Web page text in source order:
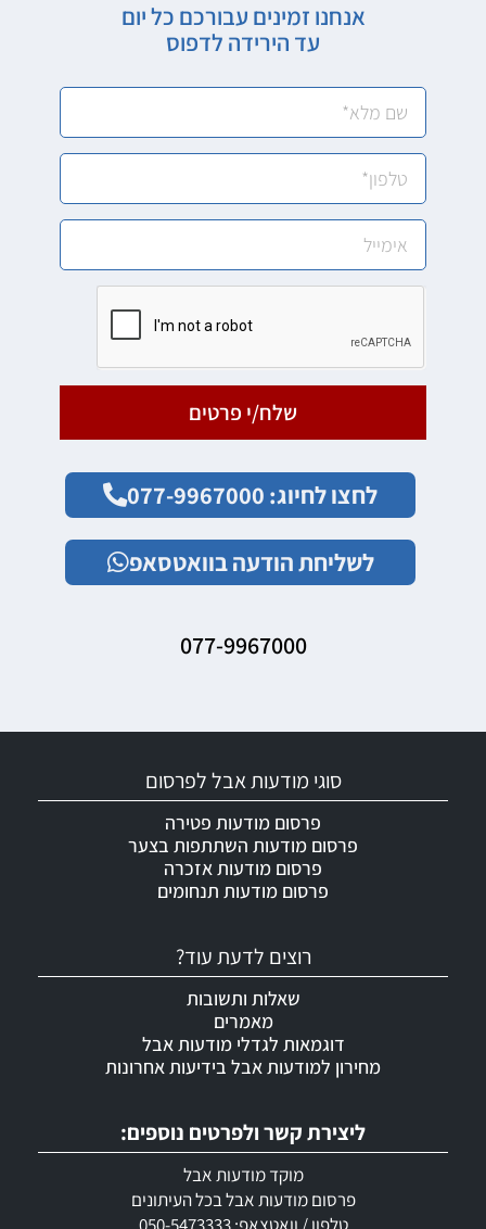
אנחנו זמינים עבורכם כל יום
עד הירידה לדפוס
שלח/י פרטים
לחצו לחיוג: 077-9967000
לשליחת הודעה בוואטסאפ
077-9967000
ליצירת קשר ולפרטים נוספים:
מוקד מודעות אבל
פרסום מודעות אבל בכל העיתונים
רוצים לדעת עוד?
שאלות ותשובות
מאמרים
דוגמאות לגדלי מודעות אבל
מחירון למודעות אבל בידיעות אחרונות
סוגי מודעות אבל לפרסום
פרסום מודעות פטירה
פרסום מודעות השתתפות בצער
פרסום מודעות אזכרה
פרסום מודעות תנחומים